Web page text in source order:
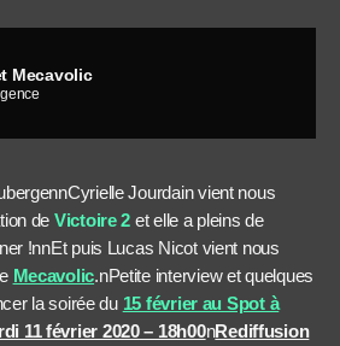
Mecavolic
Jourdain vient nous
de Victoire 2 et elle a pleins de
!nnEt puis Lucas Nicot vient nous
Mecavolic.nPetite interview et quelques
la soirée du 15 février au Spot à
11 février 2020 – 18h00nRediffusion